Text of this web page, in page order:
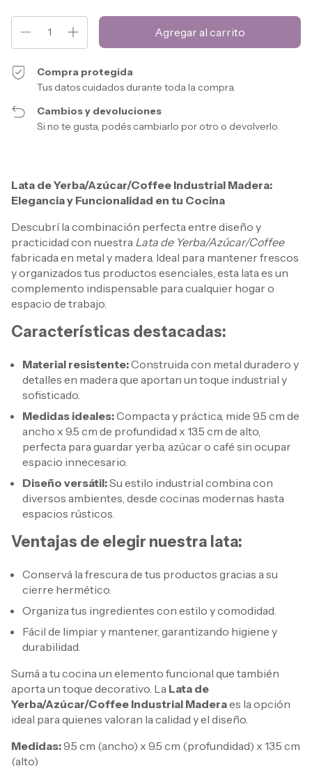
Compra protegida
Tus datos cuidados durante toda la compra.
Cambios y devoluciones
Si no te gusta, podés cambiarlo por otro o devolverlo.
Lata de Yerba/Azúcar/Coffee Industrial Madera:
Elegancia y Funcionalidad en tu Cocina
Descubrí la combinación perfecta entre diseño y
practicidad con nuestra Lata de Yerba/Azúcar/Coffee
fabricada en metal y madera. Ideal para mantener frescos
y organizados tus productos esenciales, esta lata es un
complemento indispensable para cualquier hogar o
espacio de trabajo.
Características destacadas:
Material resistente:Construida con metal duradero y
detalles en madera que aportan un toque industrial y
sofisticado.
Medidas ideales:Compacta y práctica, mide 9.5 cm de
ancho x 9.5 cm de profundidad x 13.5 cm de alto,
perfecta para guardar yerba, azúcar o café sin ocupar
espacio innecesario.
Diseño versátil:Su estilo industrial combina con
diversos ambientes, desde cocinas modernas hasta
espacios rústicos.
Ventajas de elegir nuestra lata:
Conservá la frescura de tus productos gracias a su
cierre hermético.
Organiza tus ingredientes con estilo y comodidad.
Fácil de limpiar y mantener, garantizando higiene y
durabilidad.
Sumá a tu cocina un elemento funcional que también
aporta un toque decorativo. La Lata de
Yerba/Azúcar/Coffee Industrial Maderaes la opción
ideal para quienes valoran la calidad y el diseño.
Medidas:9.5 cm (ancho) x 9.5 cm (profundidad) x 13.5 cm
(alto)